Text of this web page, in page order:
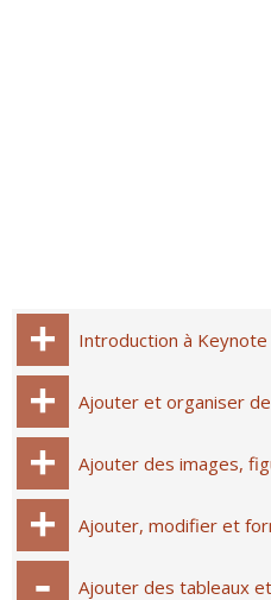
Introduction à Keynote
Ajouter et organiser
Ajouter des images,
Ajouter, modifier et
Ajouter des tableaux